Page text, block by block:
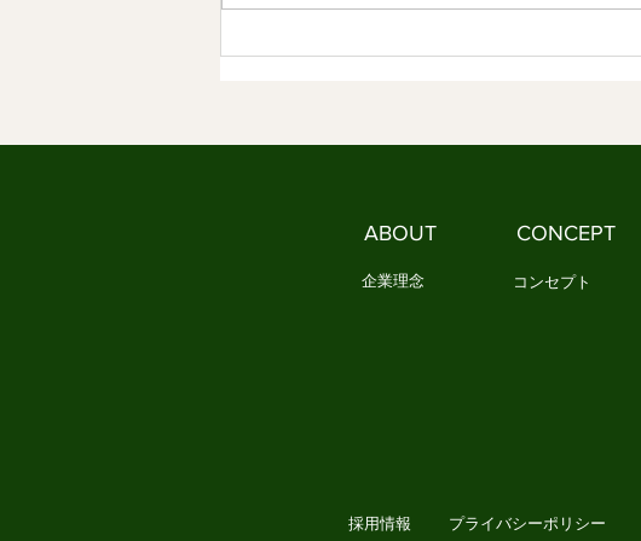
ありました 3．今、私たちは新し
しずつ文化を身につけてきまし
た。 例えば、お正月になると
ABOUT CONCEPT
企業理念 コンセプト
採用情報 プライバシーポリシー